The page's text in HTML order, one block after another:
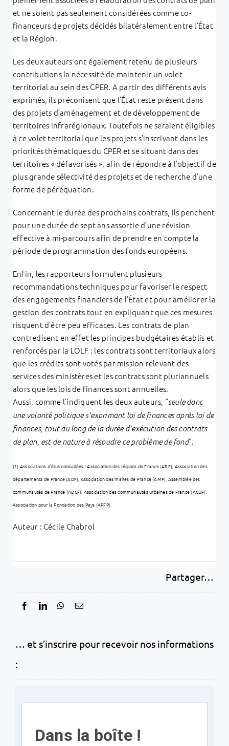
et ne soient pas seulement considérées comme co-
financeurs de projets décidés bilatéralement entre l’État
et la Région.
Les deux auteurs ont également retenu de plusieurs
contributions la nécessité de maintenir un volet
territorial au sein des CPER. A partir des différents avis
exprimés, ils préconisent que l’État reste présent dans
des projets d’aménagement et de développement de
territoires infrarégionaux. Toutefois ne seraient éligibles
à ce volet territorial que les projets s’inscrivant dans les
priorités thématiques du CPER etse situant dans des
territoires « défavorisés », afin de répondre à l’objectif de
plus grande sélectivité des projets et de recherche d’une
forme de péréquation.
Concernant le durée des prochains contrats, ils penchent
pour une durée de sept ans assortie d’une révision
effective à mi-parcours afin de prendre en compte la
période de programmation des fonds européens.
Enfin, les rapporteurs formulent plusieurs
recommandations techniques pour favoriser le respect
des engagements financiers de l’État et pour améliorer la
gestion des contrats tout en expliquant que ces mesures
risquent d’être peu efficaces. Les contrats de plan
contredisent en effet les principes budgétaires établis et
renforcés par la LOLF : les contrats sont territoriaux alors
que les crédits sont votés par mission relevant des
services des ministères et les contrats sont pluriannuels
alors que les lois de finances sont annuelles.
Aussi, comme l’indiquent les deux auteurs, “seule donc
une volonté politique s’exprimant loi de finances après loi de
finances, tout au long de la durée d’exécution des contrats
de plan, est de nature à résoudre ce problème de fond“.
(1) Associations d’élus consultées : Association des régions de France (ARF), Association des
départements de France (ADF), Association des maires de France (AMF), Assemblée des
communautés de France (ADCF), Association des communautés urbaines de France (ACUF),
Association pour la Fondation des Pays (APFP).
Auteur : Cécile Chabrol
Partager…
… et s’inscrire pour recevoir nos informations
:
Dans la boîte !